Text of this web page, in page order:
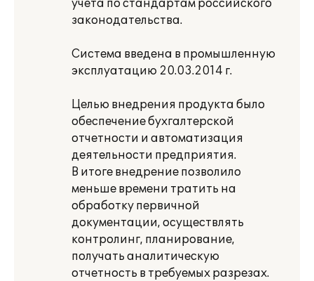
учета по стандартам российского
законодательства.
Система введена в промышленную
эксплуатацию 20.03.2014 г.
Целью внедрения продукта было
обеспечение бухгалтерской
отчетности и автоматизация
деятельности предприятия.
В итоге внедрение позволило
меньше времени тратить на
обработку первичной
документации, осуществлять
контролинг, планирование,
получать аналитическую
отчетность в требуемых разрезах.